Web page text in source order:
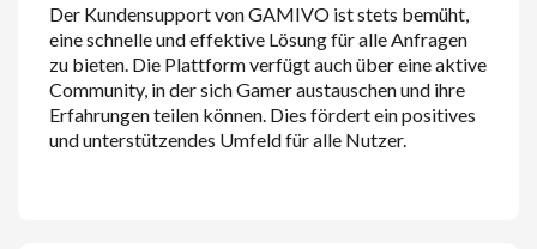
Der Kundensupport von GAMIVO ist stets bemüht,
eine schnelle und effektive Lösung für alle Anfragen
zu bieten. Die Plattform verfügt auch über eine aktive
Community, in der sich Gamer austauschen und ihre
Erfahrungen teilen können. Dies fördert ein positives
und unterstützendes Umfeld für alle Nutzer.